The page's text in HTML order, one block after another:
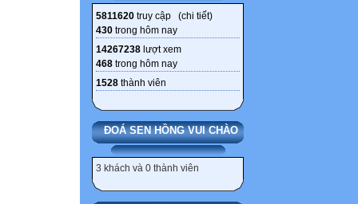
5811620 truy cập (chi tiết)
430 trong hôm nay
14267238 lượt xem
468 trong hôm nay
1528 thành viên
ĐOÁ SEN HỒNG VUI CHÀO
3 khách và 0 thành viên